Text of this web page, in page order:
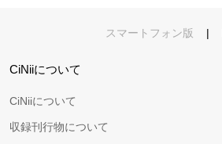
スマートフォン版 |
CiNiiについて
CiNiiについて
収録刊行物について